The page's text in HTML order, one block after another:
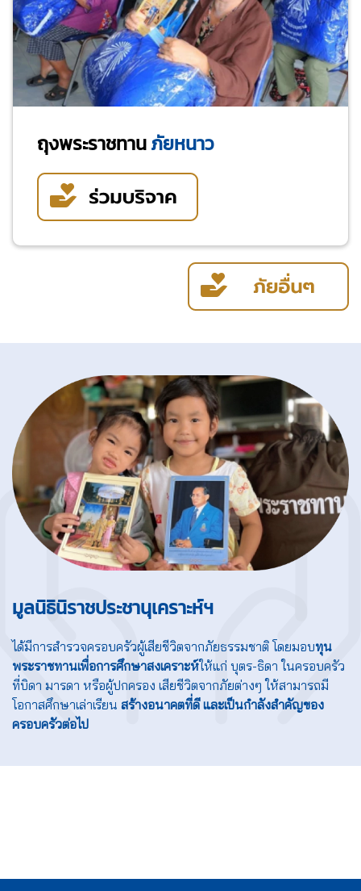
ถุงพระราชทานภัยหนาว
มูลนิธินิราชประชานุเคราะห์ฯ
ได้มีการสำรวจครอบครัวผู้เสียชีวิตจากภัยธรรมชาติ โดยมอบทุน
พระราชทานเพื่อการศึกษาสงเคราะห์ให้แก่ บุตร-ธิดา ในครอบครัว
ที่บิดา มารดา หรือผู้ปกครอง เสียชีวิตจากภัยต่างๆ ให้สามารถมี
โอกาสศึกษาเล่าเรียน สร้างอนาคตที่ดี และเป็นกำลังสำคัญของ
ครอบครัวต่อไป